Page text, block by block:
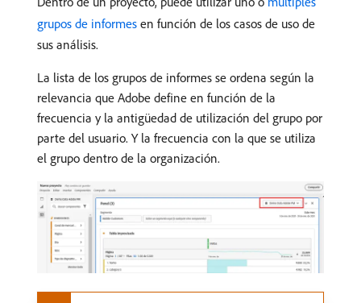
grupos de informes en función de los casos de uso de
sus análisis.
La lista de los grupos de informes se ordena según la
relevancia que Adobe define en función de la
frecuencia y la antigüedad de utilización del grupo por
parte del usuario. Y la frecuencia con la que se utiliza
el grupo dentro de la organización.